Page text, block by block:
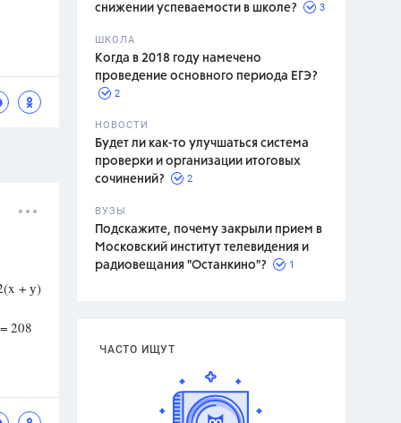
снижении успеваемости в школе?
3
ШКОЛА
Когда в 2018 году намечено
проведение основного периода ЕГЭ?
2
НОВОСТИ
Будет ли как-то улучшаться система
проверки и организации итоговых
сочинений?
2
ВУЗЫ
Подскажите, почему закрыли прием в
Московский институт телевидения и
радиовещания "Останкино"?
1
ЧАСТО ИЩУТ
+ у)
208